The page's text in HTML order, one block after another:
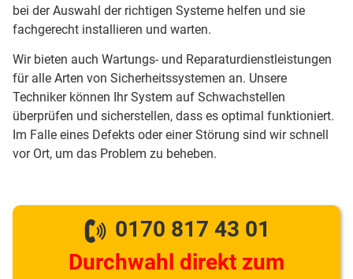
bei der Auswahl der richtigen Systeme helfen und sie
fachgerecht installieren und warten.
Wir bieten auch Wartungs- und Reparaturdienstleistungen
für alle Arten von Sicherheitssystemen an. Unsere
Techniker können Ihr System auf Schwachstellen
überprüfen und sicherstellen, dass es optimal funktioniert.
Im Falle eines Defekts oder einer Störung sind wir schnell
vor Ort, um das Problem zu beheben.
0170 817 43 01
Durchwahl direkt zum